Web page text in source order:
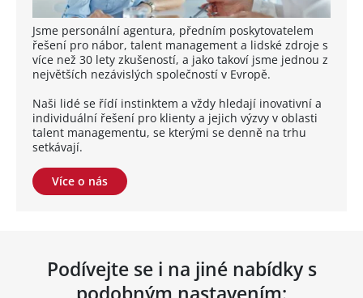
Jsme personální agentura, předním poskytovatelem
řešení pro nábor, talent management a lidské zdroje s
více než 30 lety zkušeností, a jako takoví jsme jednou z
největších nezávislých společností v Evropě.
Naši lidé se řídí instinktem a vždy hledají inovativní a
individuální řešení pro klienty a jejich výzvy v oblasti
talent managementu, se kterými se denně na trhu
setkávají.
Více o nás
Podívejte se i na jiné nabídky s